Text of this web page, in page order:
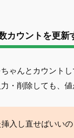
カウントを更新
ゃんとカウント
・削除しても、値
挿入し直せばいいの